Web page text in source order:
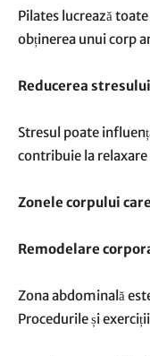
Pilates lucrează
obținerea unui corp
Reducerea stresului
Stresul poate
contribuie la
Zonele corpului
Remodelare
Zona abdominală
Procedurile și